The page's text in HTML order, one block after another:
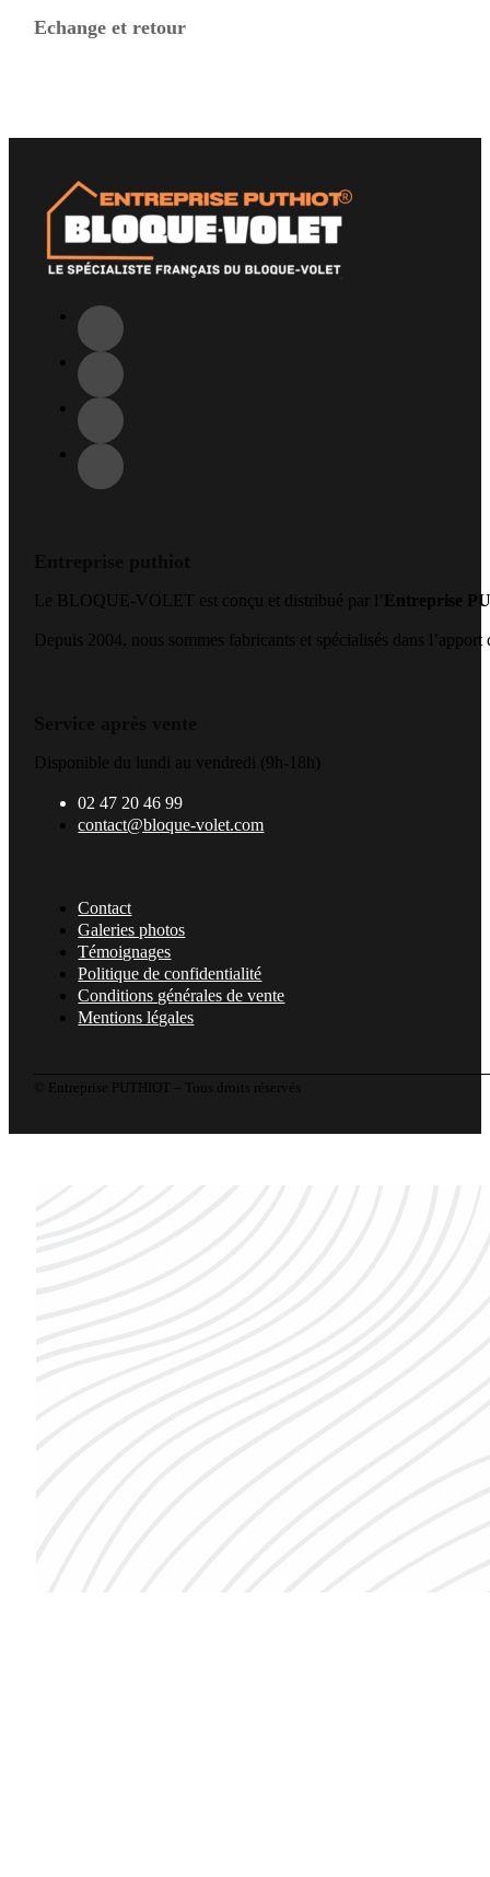
Echange et retour
Le BLOQUE-VOLET est conçu et distribué par l’ Entreprise
Depuis 2004, nous sommes fabricants et spécialisés dans
Disponible du lundi au vendredi (9h-18h)
02 47 20 46 99
contact@bloque-volet.com
Contact
Galeries photos
Témoignages
Politique de confidentialité
Conditions générales de vente
Mentions légales
© Entreprise PUTHIOT – Tous droits réservés